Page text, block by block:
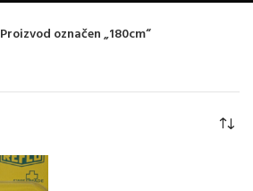
Proizvod označen „180cm“